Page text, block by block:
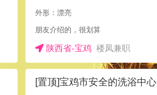
外形：漂亮
朋友介绍的，很划算
陕西省-宝鸡楼凤兼职
[置顶]宝鸡市安全的洗浴中心